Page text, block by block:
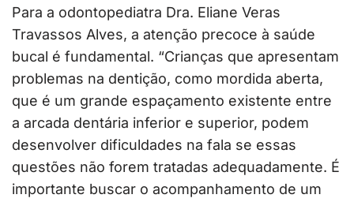
Para a odontopediatra Dra. Eliane Veras
Travassos Alves, a atenção precoce à saúde
bucal é fundamental. “Crianças que apresentam
problemas na dentição, como mordida aberta,
que é um grande espaçamento existente entre
a arcada dentária inferior e superior, podem
desenvolver dificuldades na fala se essas
questões não forem tratadas adequadamente. É
importante buscar o acompanhamento de um